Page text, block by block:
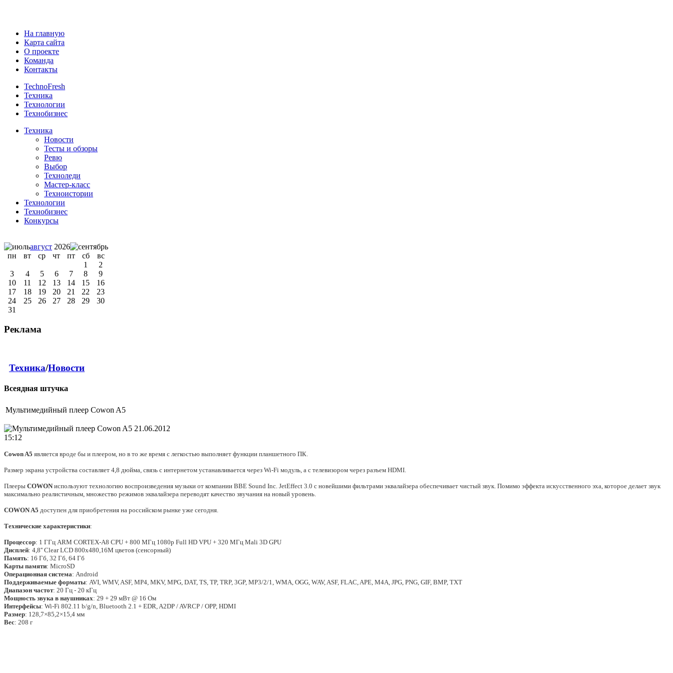
На главную
Карта сайта
О проекте
Команда
Контакты
TechnoFresh
Техника
Технологии
Технобизнес
Техника
Новости
Тесты и обзоры
Ревю
Выбор
Техноледи
Мастер-класс
Техноистории
Технологии
Технобизнес
Конкурсы
август 2026
пн
вт ср чт пт сб
вс
1
2
3
4 5 6 7 8
9
10
11 12 13 14 15
16
17
18 19 20 21 22
23
24
25 26 27 28 29
30
31
Реклама
Техника/Новости
Всеядная штучка
Мультимедийный плеер Cowon A5
21.06.2012
15:12
Cowon A5 является вроде бы и плеером, но в то же время с легкостью выполняет функции планшетного ПК.
Размер экрана устройства составляет 4,8 дюйма, связь с интернетом устанавливается через Wi-Fi модуль, а с телевизором через разъем HDMI.
Плееры COWON используют технологию воспроизведения музыки от компании BBE Sound Inc. JetEffect 3.0 с новейшими фильтрами эквалайзера обеспечивает чистый звук. Помимо эффекта искусственного эха, которое делает звук
максимально реалистичным, множество режимов эквалайзера переводят качество звучания на новый уровень.
COWON A5 доступен для приобретения на российском рынке уже сегодня.
Технические характеристики:
Процессор: 1 ГГц ARM CORTEX-A8 CPU + 800 МГц 1080p Full HD VPU + 320 МГц Mali 3D GPU
Дисплей: 4,8'' Clear LCD 800x480,16M цветов (сенсорный)
Память: 16 Гб, 32 Гб, 64 Гб
Карты памяти: MicroSD
Операционная система: Android
Поддерживаемые форматы: AVI, WMV, ASF, MP4, MKV, MPG, DAT, TS, TP, TRP, 3GP, MP3/2/1, WMA, OGG, WAV, ASF, FLAC, APE, M4A, JPG, PNG, GIF, BMP, TXT
Диапазон частот: 20 Гц - 20 кГц
Мощность звука в наушниках: 29 + 29 мВт @ 16 Ом
Интерфейсы: Wi-Fi 802.11 b/g/n, Bluetooth 2.1 + EDR, A2DP / AVRCP / OPP, HDMI
Размер: 128,7×85,2×15,4 мм
Вес: 208 г